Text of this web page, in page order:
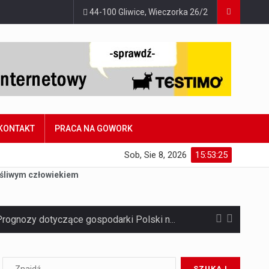
44-100 Gliwice, Wieczorka 26/2
PRACA NA GOWORK
15:53:26
Sob, Sie 8, 2026
człowiekiem